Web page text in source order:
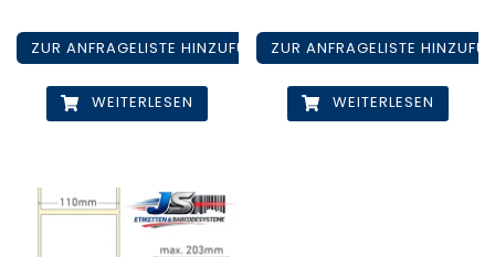
ZUR ANFRAGELISTE HINZUFÜGEN
WEITERLESEN
ZUR ANFRAGELISTE
WEITERLESEN